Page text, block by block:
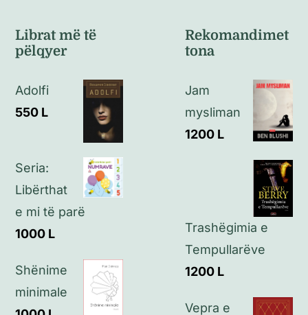
Politikat e kthimeve
Politikat e privatësisë
Librat më të
pëlqyer
Adolfi
550 L
Seria:
Libërthat
e mi të parë
1000 L
Shënime
minimale
Rekomandimet
tona
Jam
mysliman
1200 L
Trashëgimia e
Tempullarëve
1200 L
Vepra e